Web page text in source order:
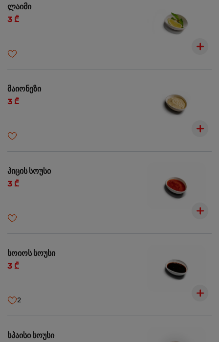
ლაიმი
3 ₾
მაიონეზი
3 ₾
პიცის სოუსი
3 ₾
სოიოს სოუსი
3 ₾
2
სპაისი სოუსი